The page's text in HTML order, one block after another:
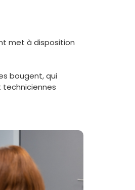
met à disposition
bougent, qui
techniciennes